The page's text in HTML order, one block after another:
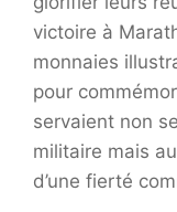
victoire à
monnaies
pour
servaient non
militaire mais
d’une fierté